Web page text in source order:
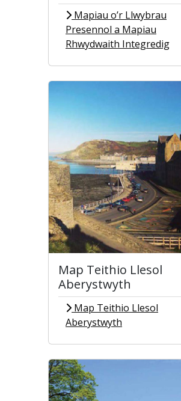
Mapiau o’r Llwybrau
Presennol a Mapiau
Rhwydwaith Integredig
Map Teithio Llesol
Aberystwyth
Map Teithio Llesol
Aberystwyth